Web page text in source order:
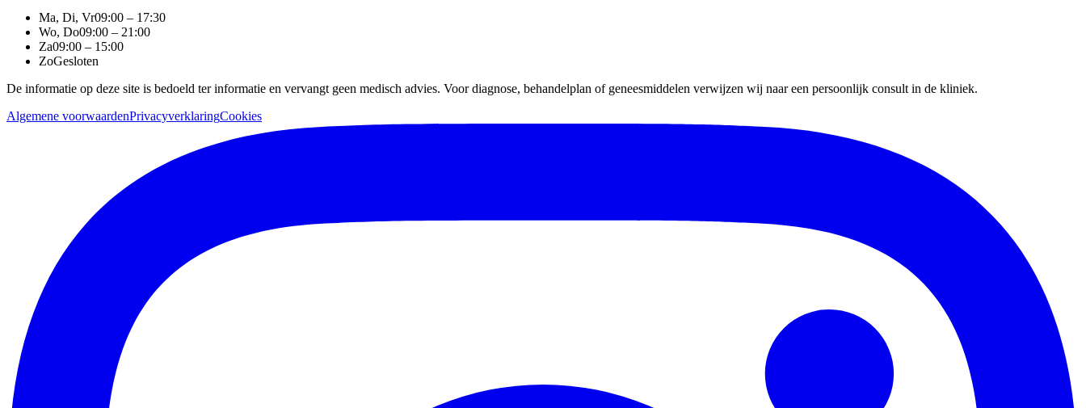
Ma, Di, Vr09:00 – 17:30
Wo, Do09:00 – 21:00
Za09:00 – 15:00
ZoGesloten
De informatie op deze site is bedoeld ter informatie en vervangt geen medisch advies. Voor diagnose, behandelplan of geneesmiddelen verwijzen wij naar een persoonlijk consult in de kliniek.
Algemene voorwaardenPrivacyverklaringCookies